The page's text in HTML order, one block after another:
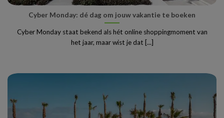
Cyber Monday: dé dag om jouw vakantie te boeken
Cyber Monday staat bekend als hét online shoppingmoment van
het jaar, maar wist je dat [...]